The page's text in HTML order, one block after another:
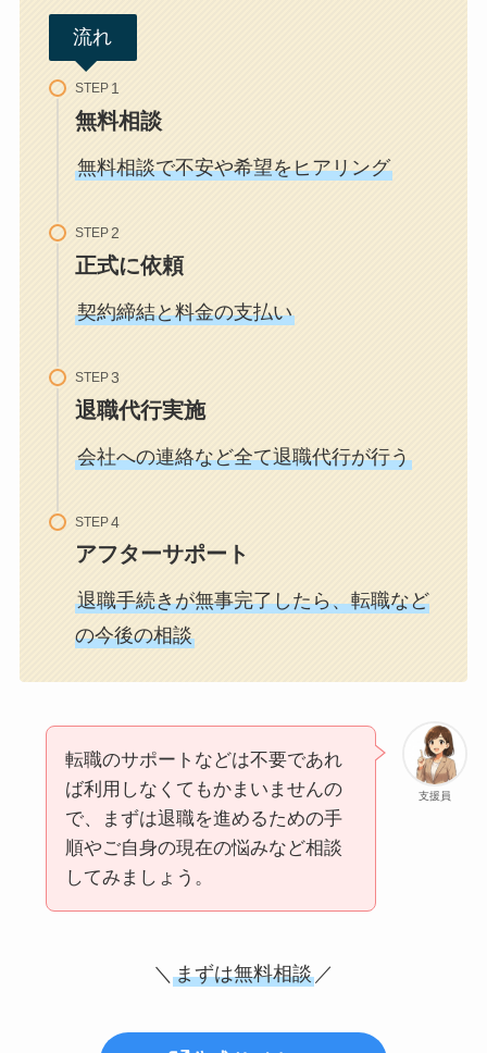
流れ
STEP
無料相談
無料相談で不安や希望をヒアリング
STEP
正式に依頼
契約締結と料金の支払い
STEP
退職代行実施
会社への連絡など全て退職代行が行う
STEP
アフターサポート
退職手続きが無事完了したら、転職など
の今後の相談
支援員
転職のサポートなどは不要であれ
ば利用しなくてもかまいませんの
で、まずは退職を進めるための手
順やご自身の現在の悩みなど相談
してみましょう。
＼ まずは無料相談 ／